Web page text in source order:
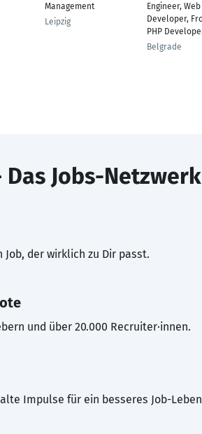
Management
Leipzig
Engineer, Web
Developer,
PHP
Belgrade
Das Jobs-Netzwerk
Job, der wirklich zu Dir passt.
und über 20.000 Recruiter·innen.
Impulse für ein besseres Job-